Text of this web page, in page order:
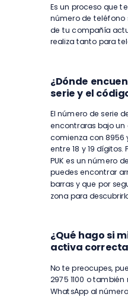
Es un proceso que
número de teléfono
de tu compañía
realiza tanto para
¿Dónde
serie y el
El número de serie
encontraras bajo un
comienza con
entre 18 y 19
PUK es un número
puedes encontrar
barras y que por
zona para
¿Qué hago si
activa
No te preocupes,
2975 1100 o
WhatsApp al